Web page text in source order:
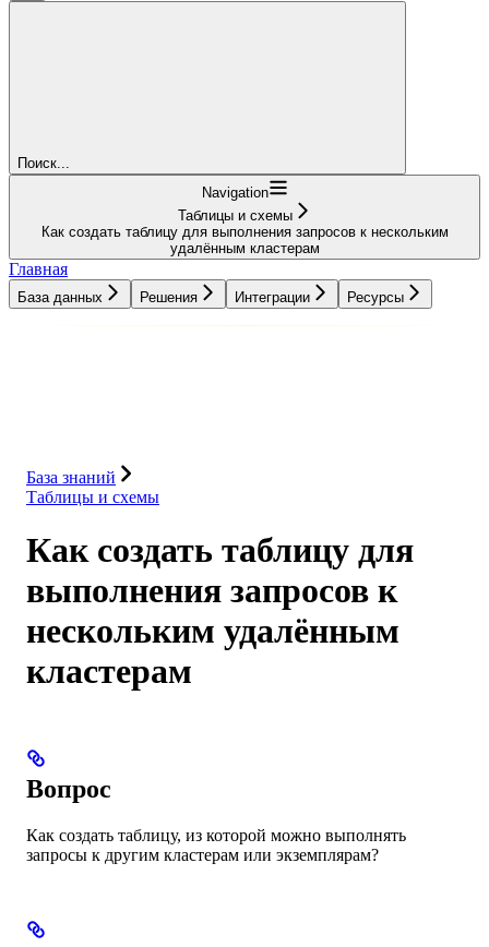
Поиск...
Navigation
Таблицы и схемы
Как создать таблицу для выполнения запросов к нескольким
удалённым кластерам
Главная
База данных Решения Интеграции Ресурсы
База знаний
Таблицы и схемы
Как создать таблицу для
выполнения запросов к
нескольким удалённым
кластерам
Вопрос
Как создать таблицу, из которой можно выполнять
запросы к другим кластерам или экземплярам?